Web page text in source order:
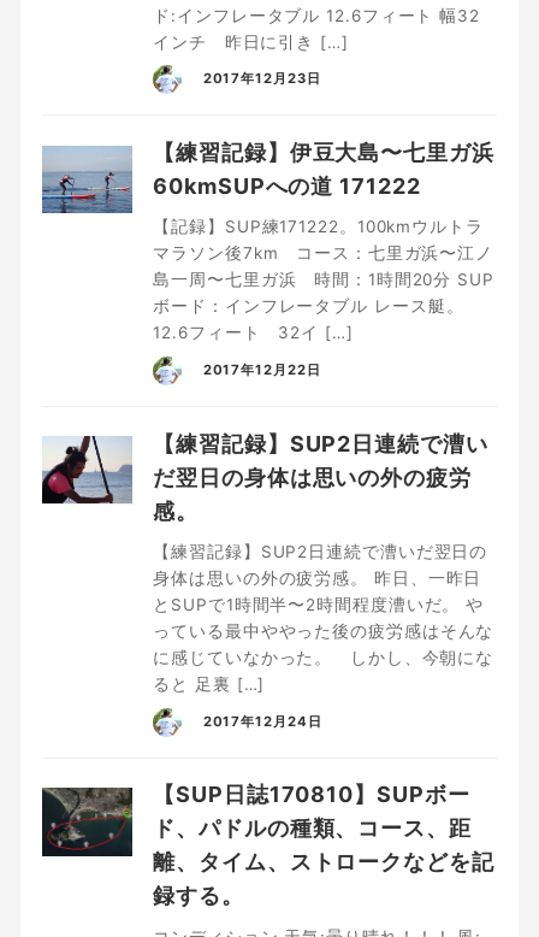
ド:インフレータブル 12.6フィート 幅32
インチ 昨日に引き […]
2017年12月23日
【練習記録】伊豆大島〜七里ガ浜
60kmSUPへの道 171222
【記録】SUP練171222。100kmウルトラ
マラソン後7km コース：七里ガ浜〜江ノ
島一周〜七里ガ浜 時間：1時間20分 SUP
ボード：インフレータブル レース艇。
12.6フィート 32イ […]
2017年12月22日
【練習記録】SUP2日連続で漕い
だ翌日の身体は思いの外の疲労
感。
【練習記録】SUP2日連続で漕いだ翌日の
身体は思いの外の疲労感。 昨日、一昨日
とSUPで1時間半〜2時間程度漕いだ。 や
っている最中ややった後の疲労感はそんな
に感じていなかった。 しかし、今朝にな
ると 足裏 […]
2017年12月24日
【SUP日誌170810】SUPボー
ド、パドルの種類、コース、距
離、タイム、ストロークなどを記
録する。